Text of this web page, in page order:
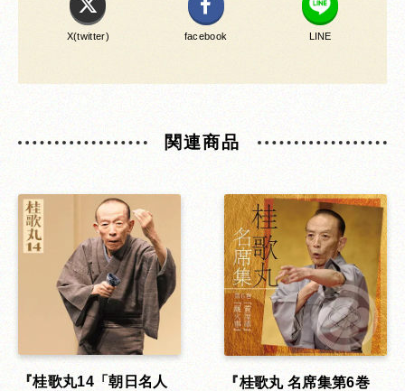
X(twitter) facebook LINE
関連商品
桂歌丸14「朝日名人
桂歌丸 名席集第6巻